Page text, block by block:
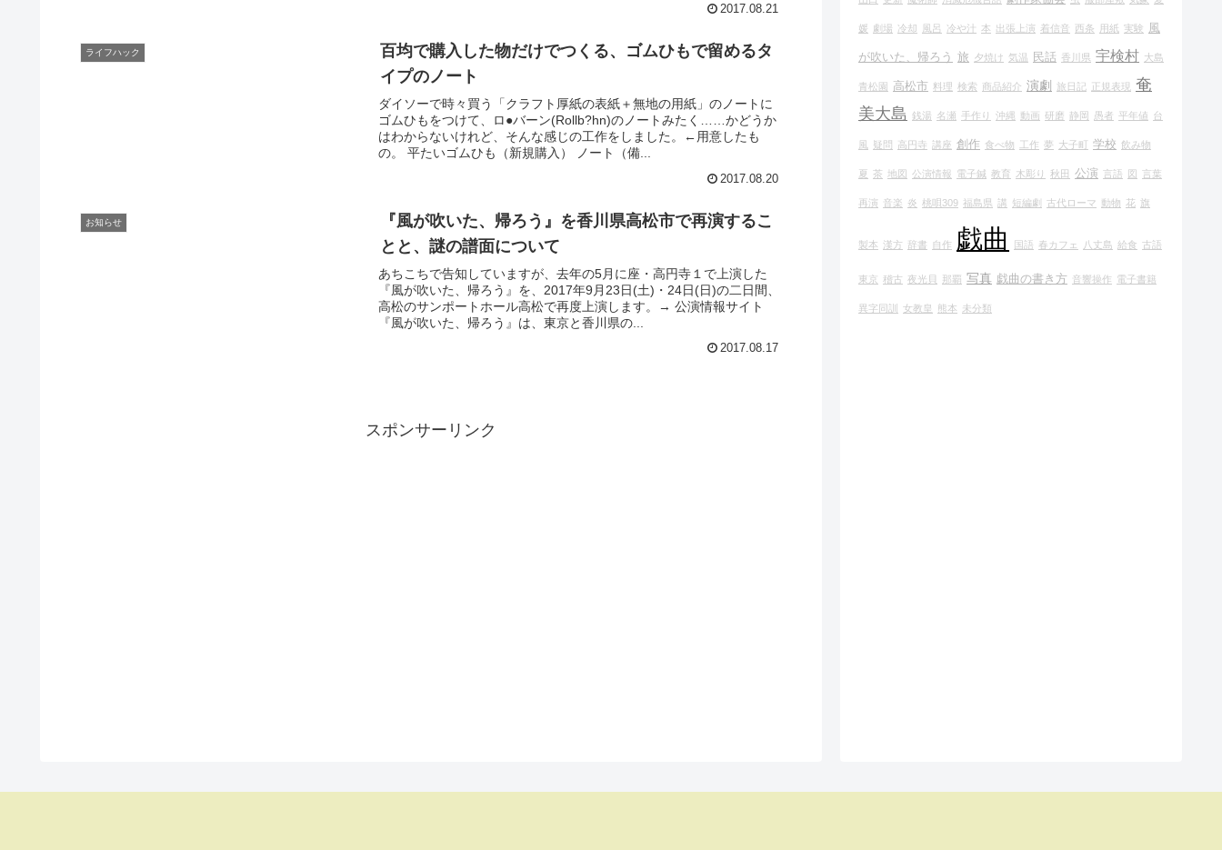
2017.08.21
ライフハック
百均で購入した物だけでつくる、ゴムひもで留めるタ
イプのノート
ダイソーで時々買う「クラフト厚紙の表紙＋無地の用紙」のノートに
ゴムひもをつけて、ロ●バーン(Rollb?hn)のノートみたく……かどうか
はわからないけれど、そんな感じの工作をしました。←用意したも
の。 平たいゴムひも（新規購入） ノート（備...
2017.08.20
お知らせ
『風が吹いた、帰ろう』を香川県高松市で再演するこ
とと、謎の譜面について
あちこちで告知していますが、去年の5月に座・高円寺１で上演した
『風が吹いた、帰ろう』を、2017年9月23日(土)・24日(日)の二日間、
高松のサンポートホール高松で再度上演します。→ 公演情報サイト
『風が吹いた、帰ろう』は、東京と香川県の...
2017.08.17
スポンサーリンク
媛 劇場 冷却 風呂 冷や汁 本 出張上演 着信音 西条 用紙 実験 風
が吹いた、帰ろう 旅 夕焼け 気温 民話 香川県 宇検村 大島
青松園 高松市 料理 検索 商品紹介 演劇 旅日記 正規表現 奄
美大島 銭湯 名瀬 手作り 沖縄 動画 研磨 静岡 愚者 平年値 台
風 疑問 高円寺 講座 創作 食べ物 工作 夢 大子町 学校 飲み物
夏 茶 地図 公演情報 電子鍼 教育 木彫り 秋田 公演 言語 図 言葉
再演 音楽 炎 桃唄309 福島県 講 短編劇 古代ローマ 動物 花 旗
製本 漢方 辞書 自作 戯曲 国語 春カフェ 八丈島 給食 古語
東京 稽古 夜光貝 那覇 写真 戯曲の書き方 音響操作 電子書籍
異字同訓 女教皇 熊本 未分類